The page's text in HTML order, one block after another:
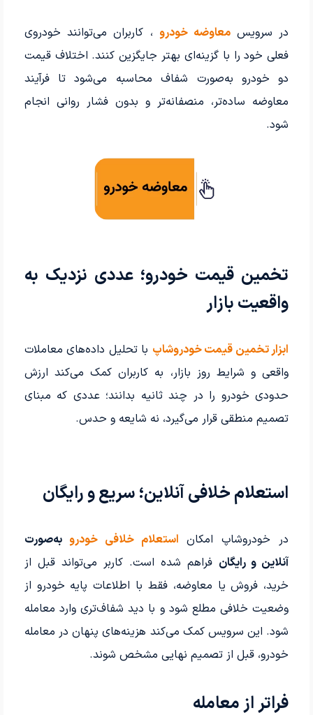
در سرویسمعاوضه خودرو، کاربران می‌توانند خودروی
فعلی خود را با گزینه‌ای بهتر جایگزین کنند. اختلاف قیمت
دو خودرو به‌صورت شفاف محاسبه می‌شود تا فرآیند
معاوضه ساده‌تر، منصفانه‌تر و بدون فشار روانی انجام
شود.
تخمین قیمت خودرو؛ عددی نزدیک به
واقعیت بازار
ابزار تخمین قیمت خودروشاپ با تحلیل داده‌های معاملات
واقعی و شرایط روز بازار، به کاربران کمک می‌کند ارزش
حدودی خودرو را در چند ثانیه بدانند؛ عددی که مبنای
تصمیم منطقی قرار می‌گیرد، نه شایعه و حدس.
استعلام خلافی آنلاین؛ سریع و رایگان
در خودروشاپ امکان استعلام خلافی خودروبه‌صورت
آنلاین و رایگان فراهم شده است. کاربر می‌تواند قبل از
خرید، فروش یا معاوضه، فقط با اطلاعات پایه خودرو از
وضعیت خلافی مطلع شود و با دید شفاف‌تری وارد معامله
شود. این سرویس کمک می‌کند هزینه‌های پنهان در معامله
خودرو، قبل از تصمیم نهایی مشخص شوند.
فراتر از معامله